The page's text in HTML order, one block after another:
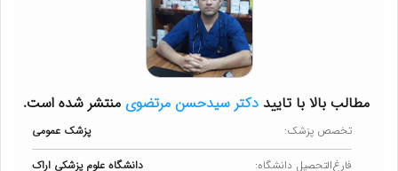
مطالب بالا با تایید دکتر سیدحسن مرتضوی منتشر شده است.
تخصص پزشک: پزشک عمومی
فارغ‌التحصیل دانشگاه: دانشگاه علوم پزشکی اراک